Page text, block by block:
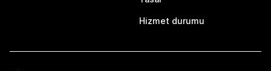
Hizmet durumu